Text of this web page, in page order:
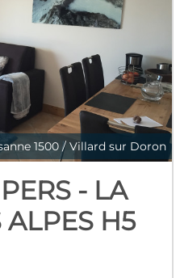
1500 / Villard sur Doron
- LA
ALPES H5